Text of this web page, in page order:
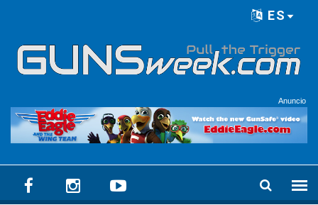
ES
Anuncio